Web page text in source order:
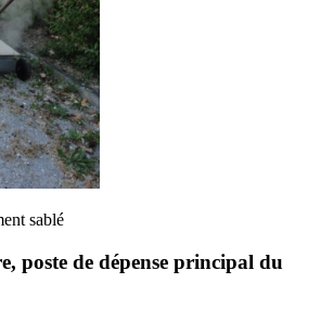
sablé
poste de dépense principal du